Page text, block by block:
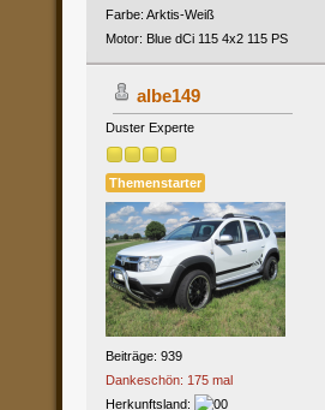
Farbe: Arktis-Weiß
Motor: Blue dCi 115 4x2 115 PS
albe149
Duster Experte
Themenstarter
Beiträge: 939
Dankeschön: 175 mal
Herkunftsland: